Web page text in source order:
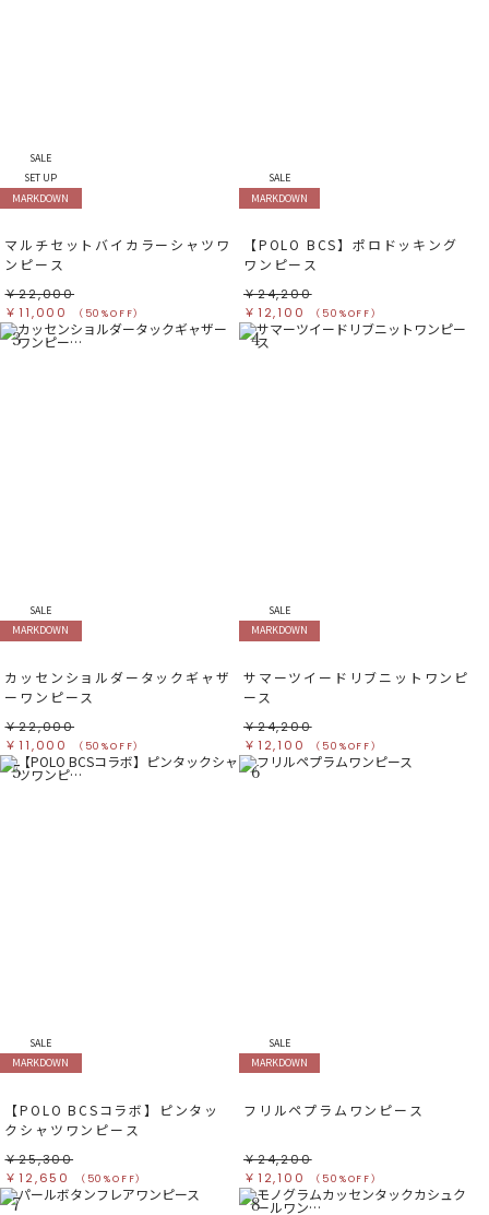
SALE
SET UP
MARKDOWN
マルチセットバイカラーシャツワ
ンピース
￥22,000
￥11,000
（50%OFF）
SALE
MARKDOWN
【POLO BCS】ポロドッキング
ワンピース
￥24,200
￥12,100
（50%OFF）
3
SALE
MARKDOWN
カッセンショルダータックギャザ
ーワンピース
￥22,000
￥11,000
（50%OFF）
4
SALE
MARKDOWN
サマーツイードリブニットワンピ
ース
￥24,200
￥12,100
（50%OFF）
5
SALE
MARKDOWN
【POLO BCSコラボ】ピンタッ
クシャツワンピース
￥25,300
￥12,650
（50%OFF）
6
SALE
MARKDOWN
フリルペプラムワンピース
￥24,200
￥12,100
（50%OFF）
7 8